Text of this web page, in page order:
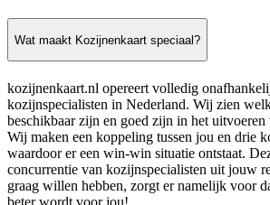
Wat maakt Kozijnenkaart speciaal?
kozijnenkaart.nl opereert volledig
kozijnspecialisten in Nederland. Wij zien
beschikbaar zijn en goed zijn in het
Wij maken een koppeling tussen jou en drie
waardoor er een win-win situatie ontstaat.
concurrentie van kozijnspecialisten uit jouw
graag willen hebben, zorgt er namelijk voor